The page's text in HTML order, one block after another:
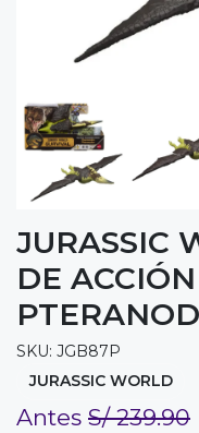
JURASSIC
DE
SKU: JGB87P
JURASSIC WORLD
Antes S/ 239.90